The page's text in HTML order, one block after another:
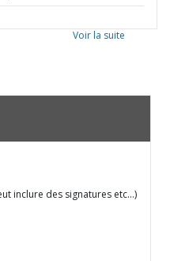
Voir la suite
inclure des signatures etc…)